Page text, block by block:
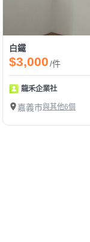
白鐵
$3,000/件
龍禾企業社
嘉義市與其他6個